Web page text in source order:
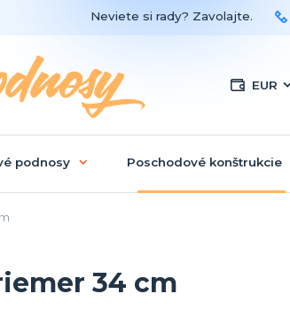
EUR
Neviete si rady? Zavolajte.
podnosy Poschodové konštrukcie
34 cm